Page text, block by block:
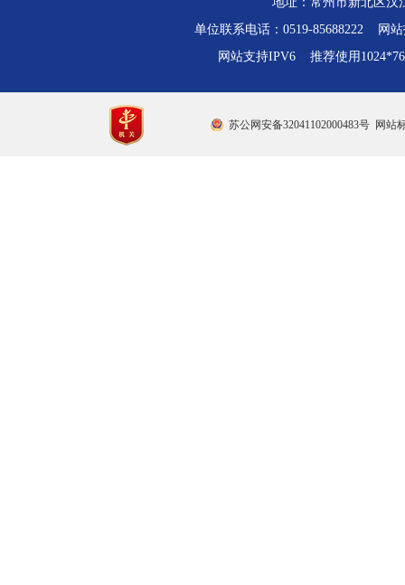
单位联系电话：0519-85688222 网站
网站支持IPV6 推荐使用
苏公网安备32041102000483号 网站